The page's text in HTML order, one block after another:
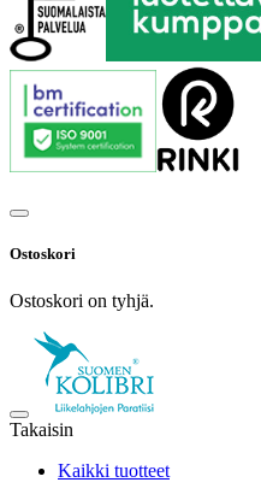
Ostoskori
Ostoskori on tyhjä.
Takaisin
Kaikki tuotteet